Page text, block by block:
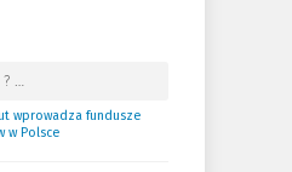
…
wprowadza fundusze
w Polsce